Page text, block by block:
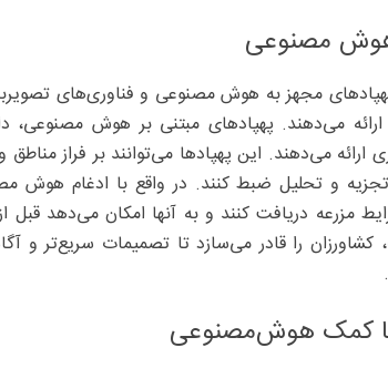
هوش مصنوعی
مجهز به هوش مصنوعی و فناوری‌‌های
ارائه می‌‌دهند. پهپادهای مبتنی بر هوش مصنوعی،
می‌‌دهند. این پهپادها می‌‌توانند بر فراز مناطق
و تحلیل ضبط کنند. در واقع با ادغام هوش
مزرعه دریافت کنند و به آنها امکان می‌‌دهد قبل
را قادر می‌سازد تا تصمیمات سریع‌‌تر و
کمک هوش‌مصنوعی